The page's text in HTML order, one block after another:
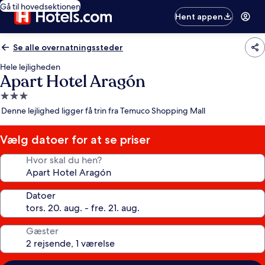
Gå til hovedsektionen
Hent appen
Se alle overnatningssteder
Hele lejligheden
Apart Hotel Aragón
3.0-
stjernet
Denne lejlighed ligger få trin fra Temuco Shopping Mall
Vælg datoer for at se priser
Hvor skal du hen?
Datoer
Gæster